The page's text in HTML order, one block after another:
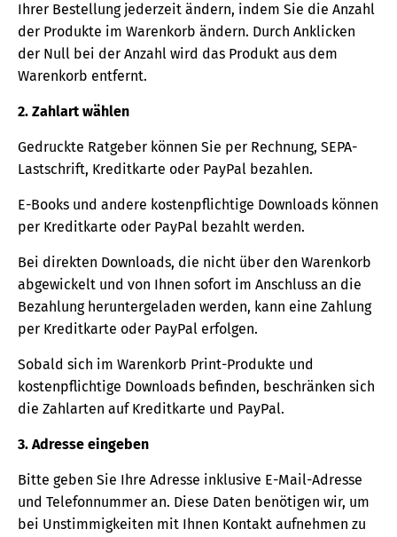
Ihrer Bestellung jederzeit ändern, indem Sie die Anzahl
der Produkte im Warenkorb ändern. Durch Anklicken
der Null bei der Anzahl wird das Produkt aus dem
Warenkorb entfernt.
2. Zahlart wählen
Gedruckte Ratgeber können Sie per Rechnung, SEPA-
Lastschrift, Kreditkarte oder PayPal bezahlen.
E-Books und andere kostenpflichtige Downloads können
per Kreditkarte oder PayPal bezahlt werden.
Bei direkten Downloads, die nicht über den Warenkorb
abgewickelt und von Ihnen sofort im Anschluss an die
Bezahlung heruntergeladen werden, kann eine Zahlung
per Kreditkarte oder PayPal erfolgen.
Sobald sich im Warenkorb Print-Produkte und
kostenpflichtige Downloads befinden, beschränken sich
die Zahlarten auf Kreditkarte und PayPal.
3. Adresse eingeben
Bitte geben Sie Ihre Adresse inklusive E-Mail-Adresse
und Telefonnummer an. Diese Daten benötigen wir, um
bei Unstimmigkeiten mit Ihnen Kontakt aufnehmen zu